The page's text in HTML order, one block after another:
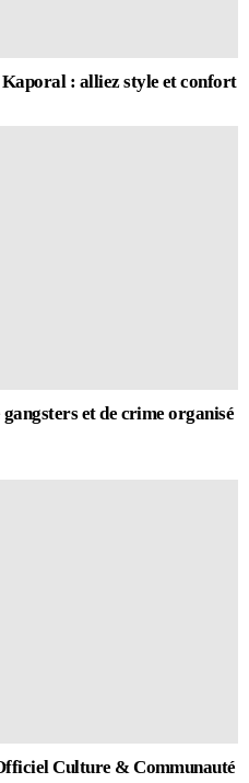
: alliez style et confort
et de crime organisé
Culture & Communauté